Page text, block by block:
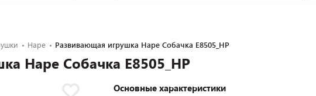
Hape Развивающая игрушка Hape Собачка E8505_HP
Hape Собачка E8505_HP
Основные характеристики